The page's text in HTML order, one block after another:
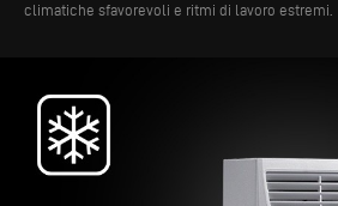
climatiche sfavorevoli e ritmi di lavoro estremi.